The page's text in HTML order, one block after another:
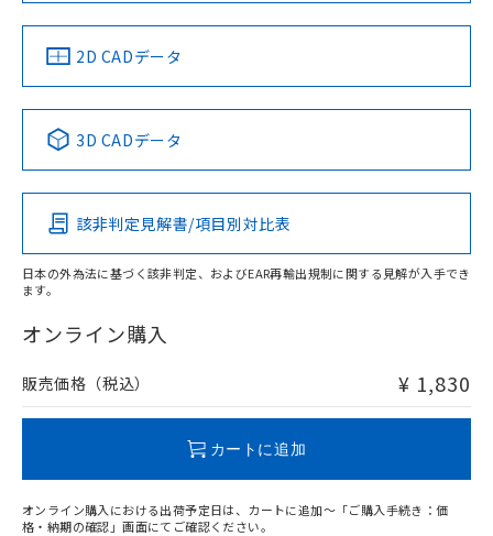
中国 RoHS 注意事項・凡例
Pb Hg Cd Cr(VI)
O
在庫等で未対応品が混在する可能性があります。
問い合わせください。
2D CADデータ
3D CADデータ
該非判定見解書/項目別対比表
日本の外為法に基づく該非判定、およびEAR再輸出規制に関する見解が入手でき
ます。
オンライン購入
販売価格（税込） ¥ 1,830
カートに追加
オンライン購入における出荷予定日は、カートに追加～「ご購入手続き：価
格・納期の確認」画面にてご確認ください。